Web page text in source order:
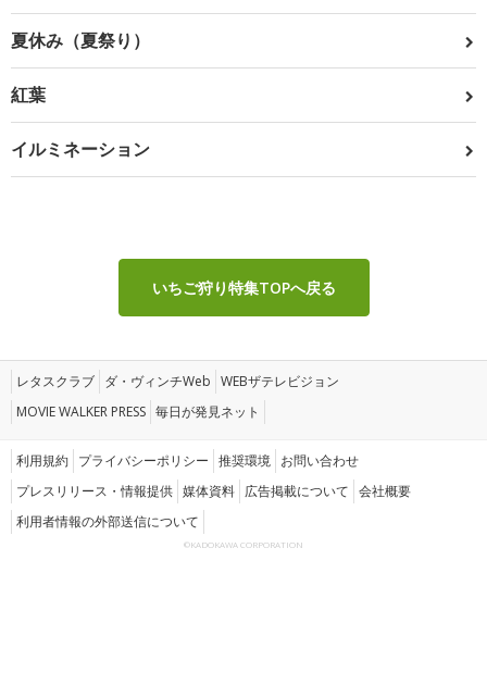
夏休み（夏祭り）
紅葉
イルミネーション
いちご狩り特集TOPへ戻る
レタスクラブ ダ・ヴィンチWeb WEBザテレビジョン
MOVIE WALKER PRESS 毎日が発見ネット
利用規約 プライバシーポリシー 推奨環境 お問い合わせ
プレスリリース・情報提供 媒体資料 広告掲載について 会社概要
利用者情報の外部送信について
©KADOKAWA CORPORATION